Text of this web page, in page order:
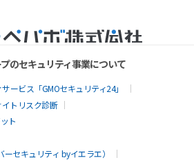
のセキュリティ事業について
ービス「GMOセキュリティ24」
トリスク診断
ト
セキュリティ byイエラエ）